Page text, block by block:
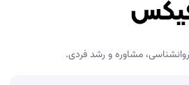
مشاوره و رشد فردی.